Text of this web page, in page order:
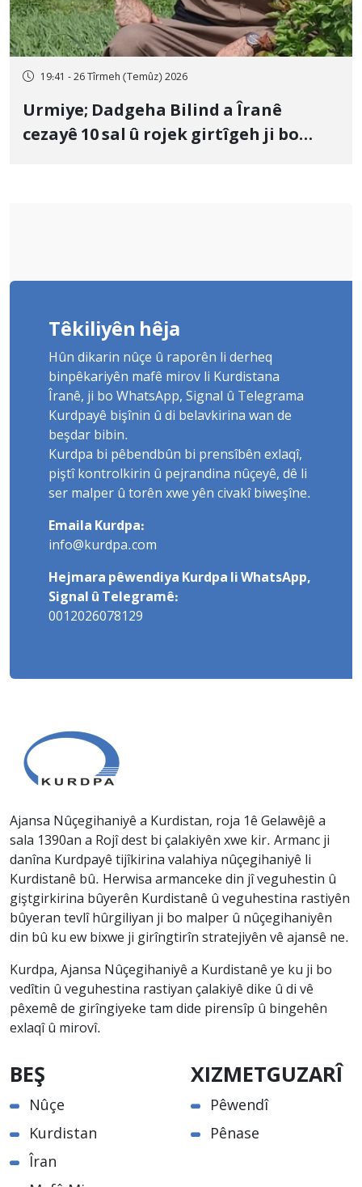
19:41 - 26 Tîrmeh (Temûz) 2026
Urmiye; Dadgeha Bilind a Îranê
cezayê 10 sal û rojek girtîgeh ji bo
Têkiliyên hêja
Hûn dikarin nûçe û raporên li derheq
binpêkariyên mafê mirov li Kurdistana
Îranê, ji bo WhatsApp, Signal û Telegrama
Kurdpayê bişînin û di belavkirina wan de
beşdar bibin.
Kurdpa bi pêbendbûn bi prensîbên exlaqî,
piştî kontrolkirin û pejrandina nûçeyê, dê li
ser malper û torên xwe yên civakî biweşîne.
Emaila Kurdpa:
info@kurdpa.com
Hejmara pêwendiya Kurdpa li WhatsApp,
Signal û Telegramê:
0012026078129
Ajansa Nûçegihaniyê a Kurdistan, roja 1ê Gelawêjê a
sala 1390an a Rojî dest bi çalakiyên xwe kir. Armanc ji
danîna Kurdpayê tijîkirina valahiya nûçegihaniyê li
Kurdistanê bû. Herwisa armanceke din jî veguhestin û
giştgirkirina bûyerên Kurdistanê û veguhestina rastiyên
bûyeran tevlî hûrgiliyan ji bo malper û nûçegihaniyên
din bû ku ew bixwe ji girîngtirîn stratejiyên vê ajansê ne.
Kurdpa, Ajansa Nûçegihaniyê a Kurdistanê ye ku ji bo
vedîtin û veguhestina rastiyan çalakiyê dike û di vê
pêxemê de girîngiyeke tam dide pirensîp û bingehên
exlaqî û mirovî.
BEŞ
Nûçe
Kurdistan
Îran
XIZMETGUZARÎ
Pêwendî
Pênase